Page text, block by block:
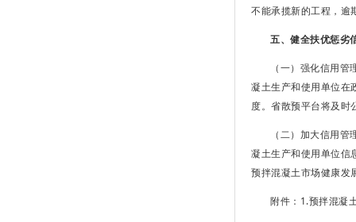
不能承揽新的工程，逾
五、健全扶优惩劣
（一）强化信用
凝土生产和使用单位在
度。省散预平台将及时
（二）加大信用
凝土生产和使用单位信
预拌混凝土市场健康发
附件：1.预拌混凝